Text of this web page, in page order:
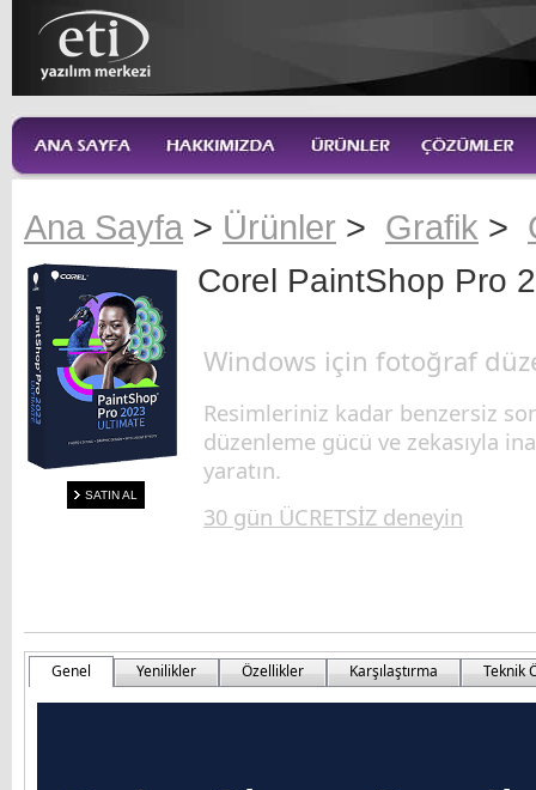
Ana Sayfa > Ürünler > Grafik >
SATIN AL
Corel PaintShop Pro
Windows için fotoğraf
Resimleriniz kadar benzersiz
düzenleme gücü ve zekasıyla
yaratın.
30 gün ÜCRETSİZ deneyin
Genel Yenilikler Özellikler Karşılaştırma Teknik